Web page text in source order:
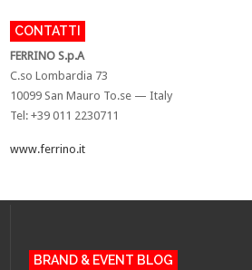
CONTATTI
FERRINO S.p.A
C.so Lombardia 73
10099 San Mauro To.se — Italy
Tel: +39 011 2230711
www.ferrino.it
BRAND & EVENT BLOG